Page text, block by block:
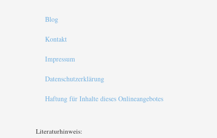
Blog
Kontakt
Impressum
Datenschutzerklärung
Haftung für Inhalte dieses Onlineangebotes
Literaturhinweis: